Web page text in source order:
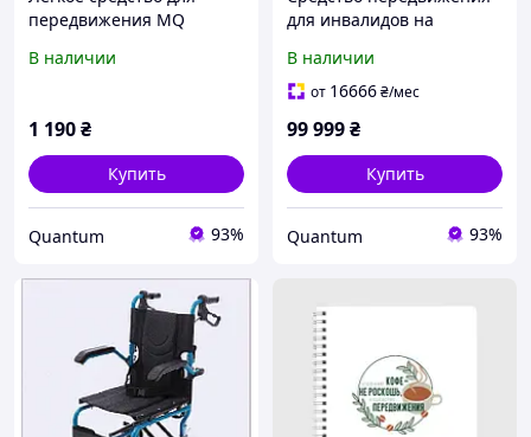
передвижения MQ
B7A668343
В наличии
1 190₴
Купить
Quantum 93%
для инвалидов на
87K0M3P909
В наличии
от 16666₴/мес
99 999₴
Купить
Quantum 93%